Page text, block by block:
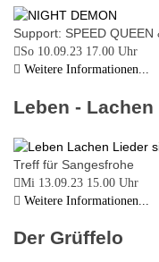
Support: SPEED QUEEN
So 10.09.23 17.00 Uhr
Weitere Informationen...
Leben -
Treff für Sangesfrohe
Mi 13.09.23 15.00 Uhr
Weitere Informationen...
Der Grüffelo